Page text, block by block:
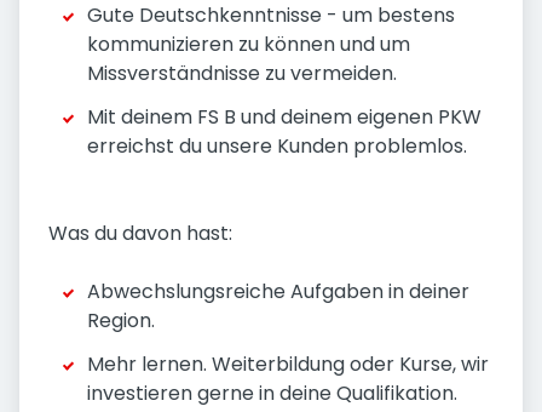
Gute Deutschkenntnisse - um bestens
kommunizieren zu können und um
Missverständnisse zu vermeiden.
Mit deinem FS B und deinem eigenen PKW
erreichst du unsere Kunden problemlos.
Was du davon hast:
Abwechslungsreiche Aufgaben in deiner
Region.
Mehr lernen. Weiterbildung oder Kurse, wir
investieren gerne in deine Qualifikation.